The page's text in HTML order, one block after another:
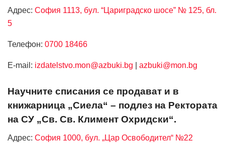
Адрес: София 1113, бул. “Цариградско шосе” № 125, бл.
5
Телефон: 0700 18466
Е-mail: izdatelstvo.mon@azbuki.bg azbuki@mon.bg
Научните списания се продават и в
книжарница „Сиела“ – подлез на Ректората
на СУ „Св. Св. Климент Охридски“.
Адрес: София 1000, бул. „Цар Освободител“ №22